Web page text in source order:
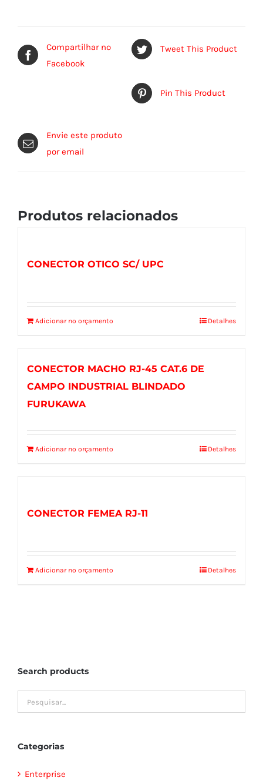
Compartilhar no
Facebook
Tweet This Product
Pin This Product
Envie este produto
por email
Produtos relacionados
CONECTOR OTICO SC/ UPC
Adicionar no orçamento Detalhes
CONECTOR MACHO RJ-45 CAT.6 DE
CAMPO INDUSTRIAL BLINDADO
FURUKAWA
Adicionar no orçamento Detalhes
CONECTOR FEMEA RJ-11
Adicionar no orçamento Detalhes
Search products
Categorias
Enterprise